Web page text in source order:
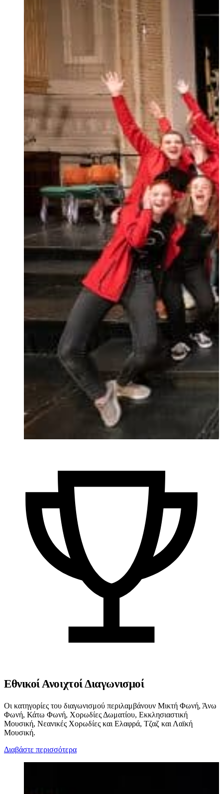
Εθνικοί Ανοιχτοί Διαγωνισμοί
Οι κατηγορίες του διαγωνισμού περιλαμβάνουν Μικτή Φωνή, Άνω
Φωνή, Κάτω Φωνή, Χορωδίες Δωματίου, Εκκλησιαστική
Μουσική, Νεανικές Χορωδίες και Ελαφρά, Τζαζ και Λαϊκή
Μουσική.
Διαβάστε περισσότερα